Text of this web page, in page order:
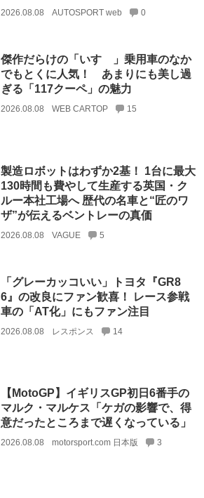
2026.08.08 AUTOSPORT web 0
傑作だらけの「いすゞ」乗用車のなか
でもとくに人気！ あまりにも美し過
ぎる「117クーペ」の魅力
2026.08.08 WEB CARTOP 15
製造ロボットはわずか2基！ 1台に最大
130時間も費やして生産する英国・ク
ルー本社工場へ 歴代の名車と“匠のワ
ザ”が伝えるベントレーの真価
2026.08.08 VAGUE 5
「グレーカッコいい」トヨタ『GR8
6』の改良にファン歓喜！ レース参戦
車の「AT化」にもファン注目
2026.08.08 レスポンス 14
【MotoGP】イギリスGP初日6番手の
マルク・マルケス「ケガの影響で、得
意だったところまで遅くなっている」
2026.08.08 motorsport.com 日本版 3